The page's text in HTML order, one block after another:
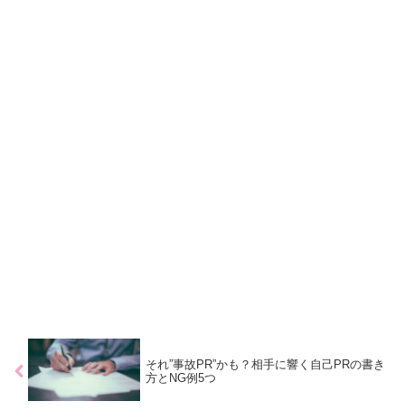
それ”事故PR”かも？相手に響く自己PRの書き
方とNG例5つ